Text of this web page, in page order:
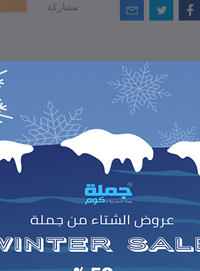
مشاركة
من أصل